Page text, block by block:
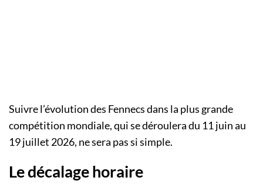
Suivre l’évolution des Fennecs dans la plus grande
compétition mondiale, qui se déroulera du 11 juin au
19 juillet 2026, ne sera pas si simple.
Le décalage horaire